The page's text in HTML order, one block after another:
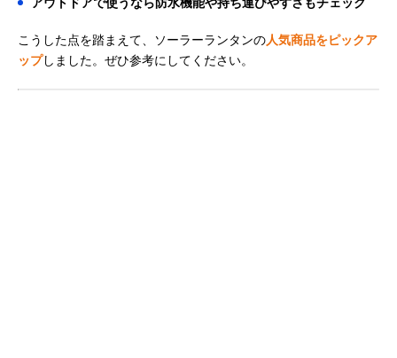
アウトドアで使うなら防水機能や持ち運びやすさもチェック
こうした点を踏まえて、ソーラーランタンの人気商品をピックア
ップしました。ぜひ参考にしてください。